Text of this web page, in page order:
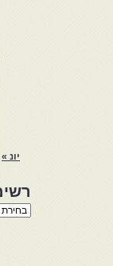
יונ »
רשימת